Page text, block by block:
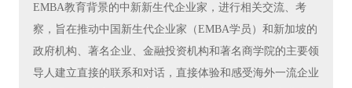
EMBA教育背景的中新新生代企业家，进行相关交流、考
察，旨在推动中国新生代企业家（EMBA学员）和新加坡的
政府机构、著名企业、金融投资机构和著名商学院的主要领
导人建立直接的联系和对话，直接体验和感受海外一流企业